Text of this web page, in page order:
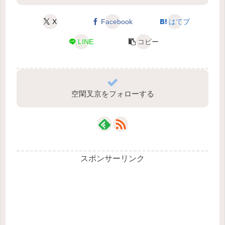
X Facebook はてブ
LINE コピー
空閑叉京をフォローする
スポンサーリンク